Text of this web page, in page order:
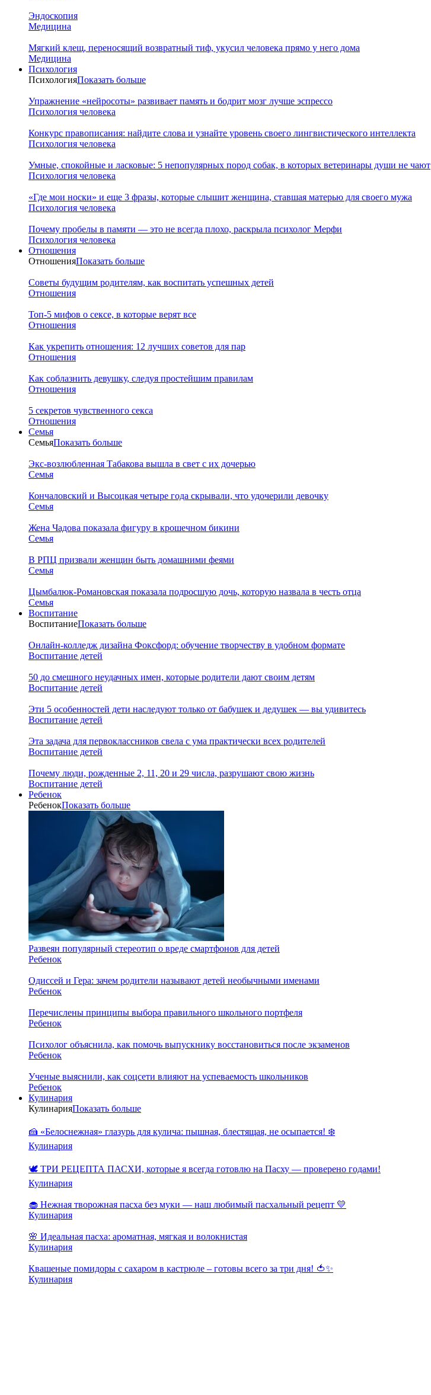
Эндоскопия
Медицина
Мягкий клещ, переносящий возвратный тиф, укусил человека прямо у него дома
Медицина
Психология
ПсихологияПоказать больше
Упражнение «нейросоты» развивает память и бодрит мозг лучше эспрессо
Психология человека
Конкурс правописания: найдите слова и узнайте уровень своего лингвистического интеллекта
Психология человека
Умные, спокойные и ласковые: 5 непопулярных пород собак, в которых ветеринары души не чают
Психология человека
«Где мои носки» и еще 3 фразы, которые слышит женщина, ставшая матерью для своего мужа
Психология человека
Почему пробелы в памяти — это не всегда плохо, раскрыла психолог Мерфи
Психология человека
Отношения
ОтношенияПоказать больше
Советы будущим родителям, как воспитать успешных детей
Отношения
Топ-5 мифов о сексе, в которые верят все
Отношения
Как укрепить отношения: 12 лучших советов для пар
Отношения
Как соблазнить девушку, следуя простейшим правилам
Отношения
5 секретов чувственного секса
Отношения
Семья
СемьяПоказать больше
Экс-возлюбленная Табакова вышла в свет с их дочерью
Семья
Кончаловский и Высоцкая четыре года скрывали, что удочерили девочку
Семья
Жена Чадова показала фигуру в крошечном бикини
Семья
В РПЦ призвали женщин быть домашними феями
Семья
Цымбалюк-Романовская показала подросшую дочь, которую назвала в честь отца
Семья
Воспитание
ВоспитаниеПоказать больше
Онлайн-колледж дизайна Фоксфорд: обучение творчеству в удобном формате
Воспитание детей
50 до смешного неудачных имен, которые родители дают своим детям
Воспитание детей
Эти 5 особенностей дети наследуют только от бабушек и дедушек — вы удивитесь
Воспитание детей
Эта задача для первоклассников свела с ума практически всех родителей
Воспитание детей
Почему люди, рожденные 2, 11, 20 и 29 числа, разрушают свою жизнь
Воспитание детей
Ребенок
РебенокПоказать больше
Развеян популярный стереотип о вреде смартфонов для детей
Ребенок
Одиссей и Гера: зачем родители называют детей необычными именами
Ребенок
Перечислены принципы выбора правильного школьного портфеля
Ребенок
Психолог объяснила, как помочь выпускнику восстановиться после экзаменов
Ребенок
Ученые выяснили, как соцсети влияют на успеваемость школьников
Ребенок
Кулинария
КулинарияПоказать больше
🍰 «Белоснежная» глазурь для кулича: пышная, блестящая, не осыпается! ❄️
Кулинария
🕊️ ТРИ РЕЦЕПТА ПАСХИ, которые я всегда готовлю на Пасху — проверено годами!
Кулинария
🧁 Нежная творожная пасха без муки — наш любимый пасхальный рецепт 💛
Кулинария
🌸 Идеальная пасха: ароматная, мягкая и волокнистая
Кулинария
Квашеные помидоры с сахаром в кастрюле – готовы всего за три дня! 🍅✨
Кулинария